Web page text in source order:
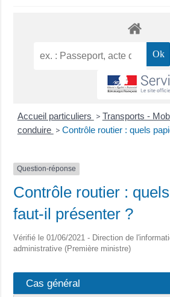
Accueil particuliers > Transports -
conduire > Contrôle routier : quels
Question-réponse
Contrôle routier :
faut-il présenter ?
Vérifié le 01/06/2021 - Direction de
administrative (Première ministre)
Cas général